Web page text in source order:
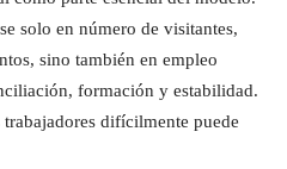
solo en número de visitantes,
sino también en empleo
formación y estabilidad.
difícilmente puede